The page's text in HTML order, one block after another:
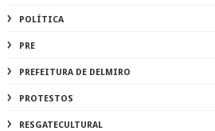
POLÍTICA
PRE
PREFEITURA DE DELMIRO
PROTESTOS
RESGATECULTURAL